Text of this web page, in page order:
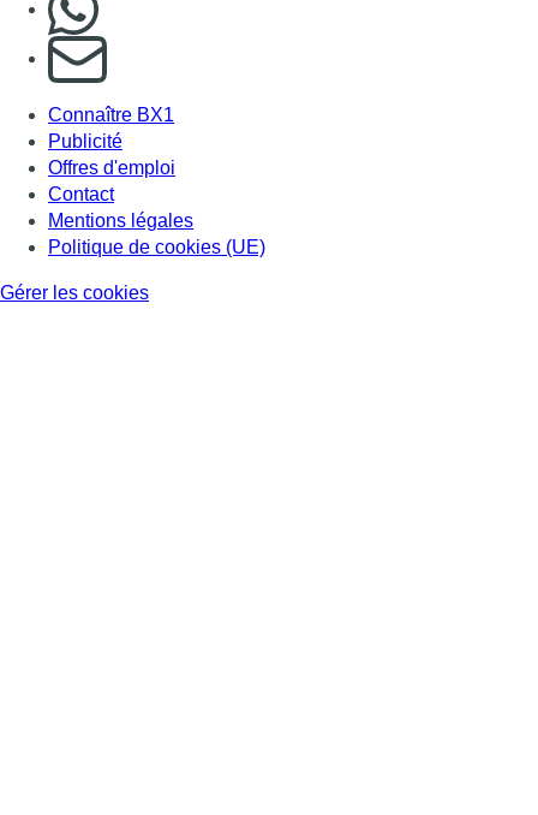
S'abonner à notre newsletter
Connaître BX1
Publicité
Offres d'emploi
Contact
Mentions légales
Politique de cookies (UE)
Gérer les cookies